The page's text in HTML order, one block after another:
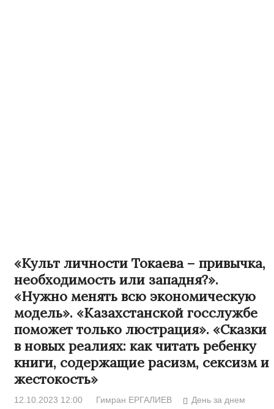
«Культ личности Токаева – привычка,
необходимость или западня?».
«Нужно менять всю экономическую
модель». «Казахстанской госслужбе
поможет только люстрация». «Сказки
в новых реалиях: как читать ребенку
книги, содержащие расизм, сексизм и
жестокость»
12.10.2023 12:00 Гимран ЕРГАЛИЕВ
День за днем